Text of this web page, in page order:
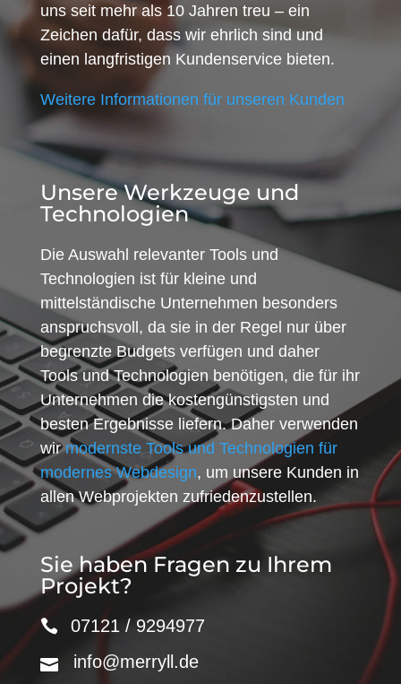
uns seit mehr als 10 Jahren treu – ein
Zeichen dafür, dass wir ehrlich sind und
einen langfristigen Kundenservice bieten.
Weitere Informationen für unseren Kunden
Unsere Werkzeuge und
Technologien
Die Auswahl relevanter Tools und
Technologien ist für kleine und
mittelständische Unternehmen besonders
anspruchsvoll, da sie in der Regel nur über
begrenzte Budgets verfügen und daher
Tools und Technologien benötigen, die für ihr
Unternehmen die kostengünstigsten und
besten Ergebnisse liefern. Daher verwenden
wirmodernste Tools und Technologien für
modernes Webdesign, um unsere Kunden in
allen Webprojekten zufriedenzustellen.
Sie haben Fragen zu Ihrem
Projekt?
07121 / 9294977
info@merryll.de